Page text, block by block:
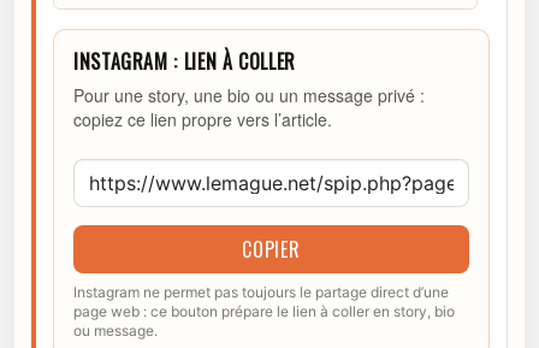
INSTAGRAM : LIEN À COLLER
Pour une story, une bio ou un message privé :
copiez ce lien propre vers l’article.
COPIER
Instagram ne permet pas toujours le partage direct d’une
page web : ce bouton prépare le lien à coller en story, bio
ou message.